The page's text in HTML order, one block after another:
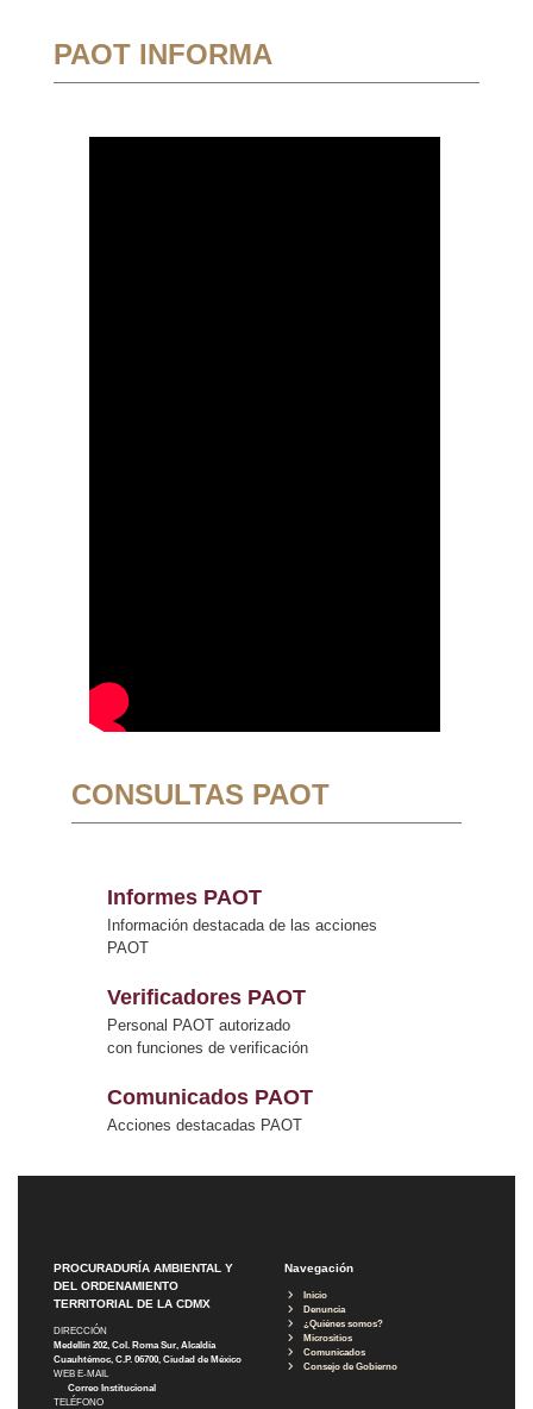
PAOT INFORMA
CONSULTAS PAOT
Informes PAOT
Información destacada de las acciones
PAOT
Verificadores PAOT
Personal PAOT autorizado
con funciones de verificación
Comunicados PAOT
Acciones destacadas PAOT
PROCURADURÍA AMBIENTAL Y
DEL ORDENAMIENTO
TERRITORIAL DE LA CDMX
DIRECCIÓN
Medellín 202, Col. Roma Sur, Alcaldía
Cuauhtémoc, C.P. 06700, Ciudad de México
WEB E-MAIL
Correo Institucional
TELÉFONO
Navegación
Inicio
Denuncia
¿Quiénes somos?
Micrositios
Comunicados
Consejo de Gobierno